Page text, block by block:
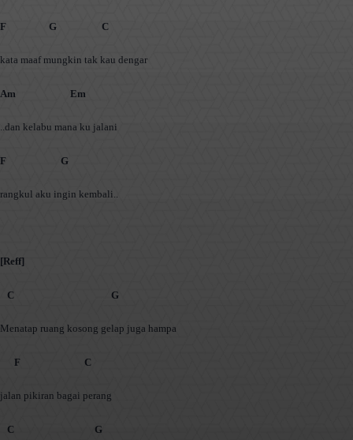
F G C
kata maaf mungkin tak kau dengar
Am Em
..dan kelabu mana ku jalani
F G
rangkul aku ingin kembali..
[Reff]
C G
Menatap ruang kosong gelap juga hampa
F C
jalan pikiran bagai perang
C G